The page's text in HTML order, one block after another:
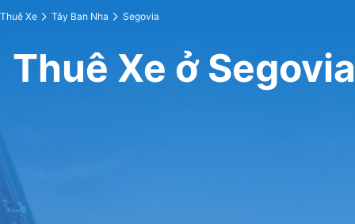
Thuê Xe Tây Ban Nha Segovia
Thuê Xe ở Segovia